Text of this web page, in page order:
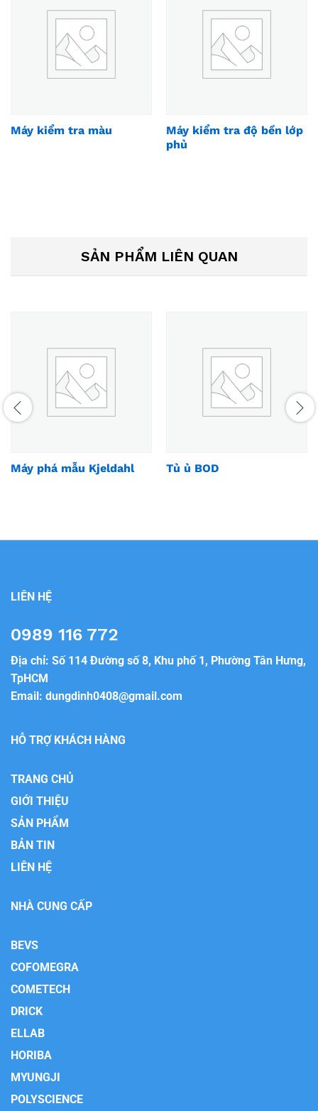
Máy kiểm tra màu
Máy kiểm tra độ bền lớp
phủ
SẢN PHẨM LIÊN QUAN
Máy phá mẫu Kjeldahl Tủ ủ BOD
LIÊN HỆ
0989 116 772
Địa chỉ: Số 114 Đường số 8, Khu phố 1, Phường Tân Hưng,
TpHCM
Email: dungdinh0408@gmail.com
HỖ TRỢ KHÁCH HÀNG
TRANG CHỦ
GIỚI THIỆU
SẢN PHẨM
BẢN TIN
LIÊN HỆ
NHÀ CUNG CẤP
BEVS
COFOMEGRA
COMETECH
DRICK
ELLAB
HORIBA
MYUNGJI
POLYSCIENCE